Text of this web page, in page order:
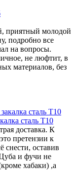
приятный молодой
подробно все
на вопросы.
не люфтит, в
материалов, без
сталь T10
доставка. К
претензии к
снести, оставив
и фучи не
хабаки) ,а